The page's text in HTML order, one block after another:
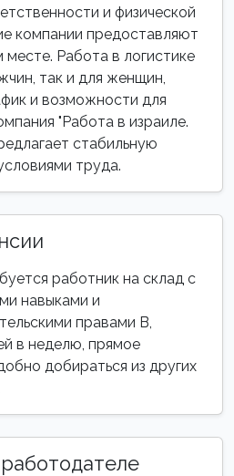
и физической
компании предоставляют
Работа в логистике
так и для женщин,
и возможности для
"Работа в израиле.
стабильную
труда.
работник на склад с
навыками и
правами B,
в неделю, прямое
добираться из других